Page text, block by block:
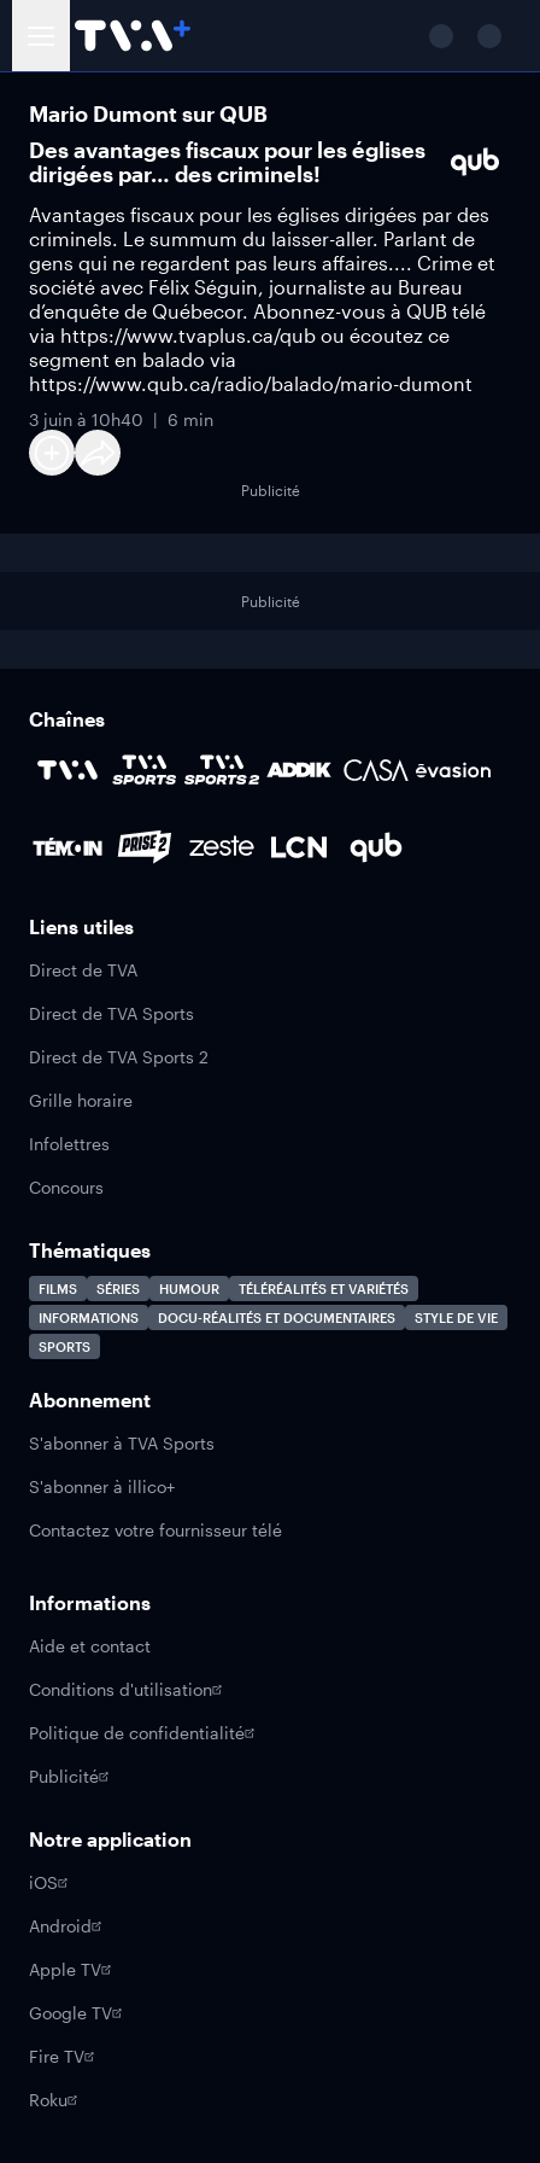
Mario Dumont sur QUB
Des avantages fiscaux pour les églises
dirigées par… des criminels!
Avantages fiscaux pour les églises dirigées par des
criminels. Le summum du laisser-aller. Parlant de
gens qui ne regardent pas leurs affaires.... Crime et
société avec Félix Séguin, journaliste au Bureau
d’enquête de Québecor. Abonnez-vous à QUB télé
via https://www.tvaplus.ca/qub ou écoutez ce
segment en balado via
https://www.qub.ca/radio/balado/mario-dumont
3 juin à 10h40 6 min
Publicité
Publicité
Chaînes
Liens utiles
Direct de TVA
Direct de TVA Sports
Direct de TVA Sports 2
Grille horaire
Infolettres
Concours
Thématiques
FILMS SÉRIES HUMOUR
TÉLÉRÉALITÉS ET VARIÉTÉS
INFORMATIONS
DOCU-RÉALITÉS ET DOCUMENTAIRES
STYLE DE VIE
SPORTS
Abonnement
S'abonner à TVA Sports
S'abonner à illico+
Contactez votre fournisseur télé
Informations
Aide et contact
Conditions d'utilisation
Politique de confidentialité
Publicité
Notre application
iOS
Android
Apple TV
Google TV
Fire TV
Roku